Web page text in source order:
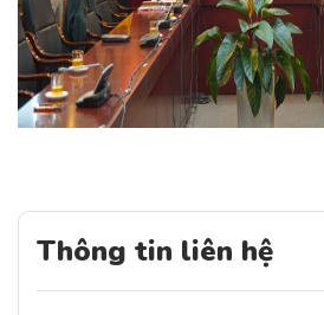
Thông tin liên hệ